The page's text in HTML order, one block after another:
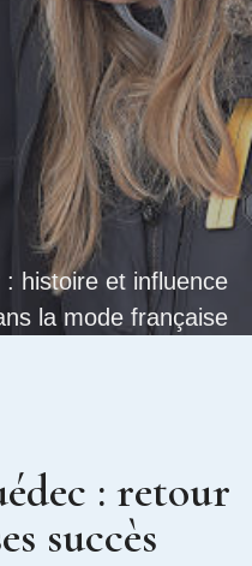
histoire et influence
la mode française
: retour
succès